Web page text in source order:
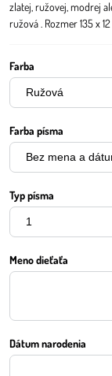
zlatej, ružovej, modrej
ružová . Rozmer 135 x 12
Farba
Farba písma
Typ písma
Meno dieťaťa
Dátum narodenia